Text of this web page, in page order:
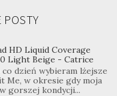
POSTY
HD Liquid Coverage
Light Beige - Catrice
co dzień wybieram lżejsze
Me, w okresie gdy moja
gorszej kondycji...